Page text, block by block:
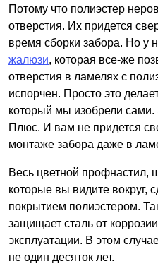
Потому что полиэстер
отверстия. Их придется
время сборки забора. Но у
жалюзи, которая все-же
отверстия в ламелях с
испорчен. Просто это
который мы изобрели
Плюс. И вам не придется
монтаже забора даже в
Весь цветной профнастил,
которые вы видите вокруг,
покрытием полиэстером.
защищает сталь от
эксплуатации. В этом
не один десяток лет.